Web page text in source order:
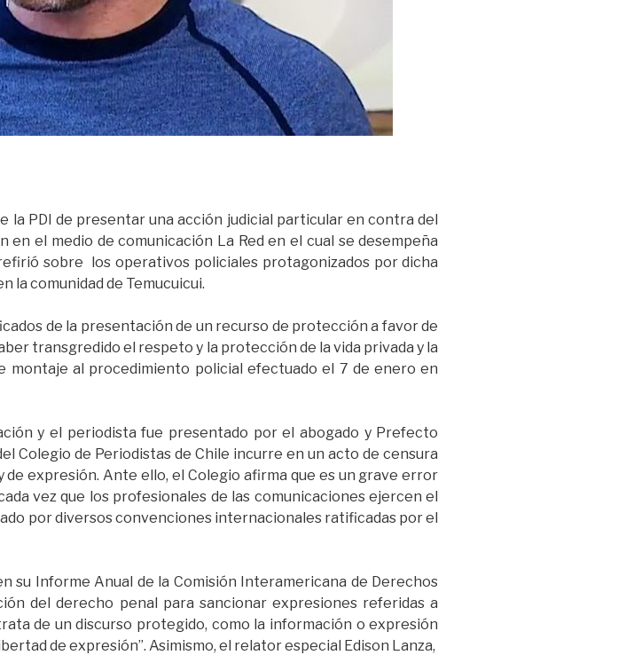
la PDI de presentar una acción judicial particular en contra del
el medio de comunicación La Red en el cual se desempeña
sobre los operativos policiales protagonizados por dicha
la comunidad de Temucuicui.
de la presentación de un recurso de protección a favor de
transgredido el respeto y la protección de la vida privada y la
montaje al procedimiento policial efectuado el 7 de enero en
y el periodista fue presentado por el abogado y Prefecto
Colegio de Periodistas de Chile incurre en un acto de censura
expresión. Ante ello, el Colegio afirma que es un grave error
vez que los profesionales de las comunicaciones ejercen el
por diversos convenciones internacionales ratificadas por el
su Informe Anual de la Comisión Interamericana de Derechos
del derecho penal para sancionar expresiones referidas a
de un discurso protegido, como la información o expresión
de expresión”. Asimismo, el relator especial Edison Lanza,